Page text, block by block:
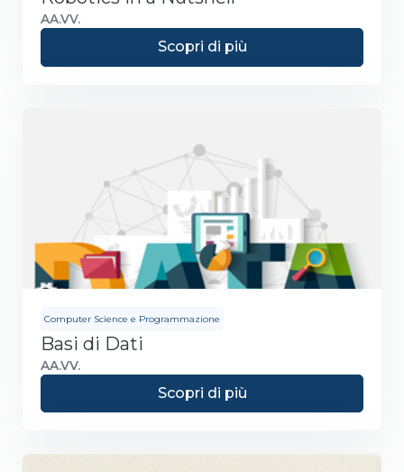
AA.VV.
Scopri di più
Computer Science e Programmazione
Basi di Dati
AA.VV.
Scopri di più